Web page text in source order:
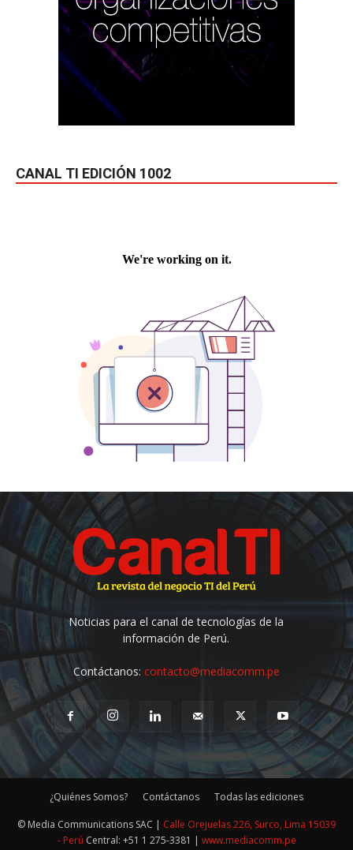
CANAL TI EDICIÓN 1002
Noticias para el canal de tecnologías de la
información de Perú.
Contáctanos: contacto@mediacomm.pe
¿Quiénes Somos? Contáctanos Todas las ediciones
© Media Communications SAC | Calle Orejuelas 226, Surco, Lima 15039
- Perú Central: +51 1 275-3381 | www.mediacomm.pe